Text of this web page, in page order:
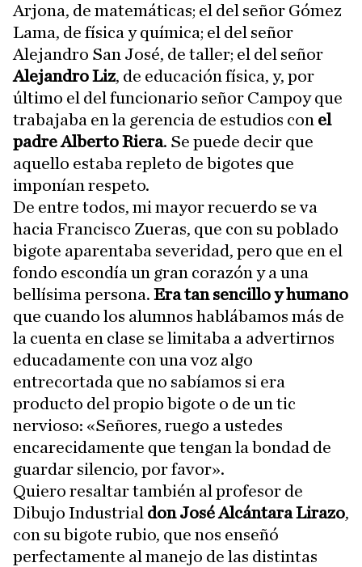
Arjona, de matemáticas; el del señor Gómez
Lama, de física y química; el del señor
Alejandro San José, de taller; el del señor
Alejandro Liz, de educación física, y, por
último el del funcionario señor Campoy que
trabajaba en la gerencia de estudios con el
padre Alberto Riera. Se puede decir que
aquello estaba repleto de bigotes que
imponían respeto.
De entre todos, mi mayor recuerdo se va
hacia Francisco Zueras, que con su poblado
bigote aparentaba severidad, pero que en el
fondo escondía un gran corazón y a una
bellísima persona. Era tan sencillo y humano
que cuando los alumnos hablábamos más de
la cuenta en clase se limitaba a advertirnos
educadamente con una voz algo
entrecortada que no sabíamos si era
producto del propio bigote o de un tic
nervioso: «Señores, ruego a ustedes
encarecidamente que tengan la bondad de
guardar silencio, por favor».
Quiero resaltar también al profesor de
Dibujo Industrial don José Alcántara Lirazo,
con su bigote rubio, que nos enseñó
perfectamente al manejo de las distintas